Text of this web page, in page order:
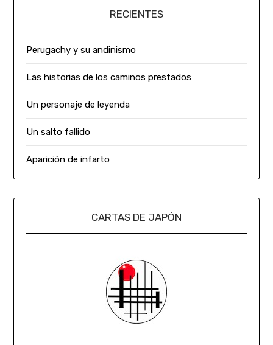
RECIENTES
Perugachy y su andinismo
Las historias de los caminos prestados
Un personaje de leyenda
Un salto fallido
Aparición de infarto
CARTAS DE JAPÓN